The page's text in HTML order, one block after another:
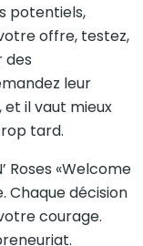
potentiels,
offre, testez,
des
leur
et il vaut mieux
tard.
Roses «Welcome
Chaque décision
courage.